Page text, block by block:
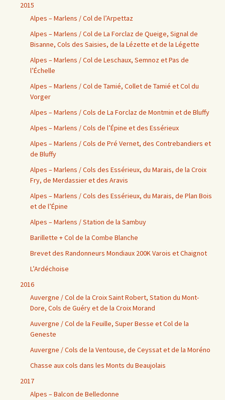
2015
Alpes – Marlens / Col de l’Arpettaz
Alpes – Marlens / Col de La Forclaz de Queige, Signal de
Bisanne, Cols des Saisies, de la Lézette et de la Légette
Alpes – Marlens / Col de Leschaux, Semnoz et Pas de
l’Échelle
Alpes – Marlens / Col de Tamié, Collet de Tamié et Col du
Vorger
Alpes – Marlens / Cols de La Forclaz de Montmin et de Bluffy
Alpes – Marlens / Cols de l’Épine et des Essérieux
Alpes – Marlens / Cols de Pré Vernet, des Contrebandiers et
de Bluffy
Alpes – Marlens / Cols des Essérieux, du Marais, de la Croix
Fry, de Merdassier et des Aravis
Alpes – Marlens / Cols des Essérieux, du Marais, de Plan Bois
et de l’Épine
Alpes – Marlens / Station de la Sambuy
Barillette + Col de la Combe Blanche
Brevet des Randonneurs Mondiaux 200K Varois et Chaignot
L’Ardéchoise
2016
Auvergne / Col de la Croix Saint Robert, Station du Mont-
Dore, Cols de Guéry et de la Croix Morand
Auvergne / Col de la Feuille, Super Besse et Col de la
Geneste
Auvergne / Cols de la Ventouse, de Ceyssat et de la Moréno
Chasse aux cols dans les Monts du Beaujolais
2017
Alpes – Balcon de Belledonne